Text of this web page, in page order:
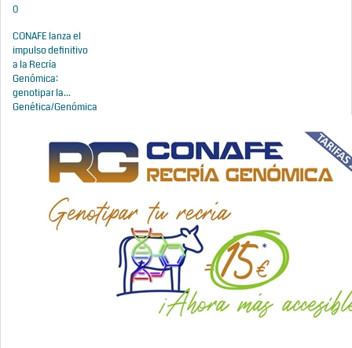
0
CONAFE lanza el
impulso definitivo
a la Recría
Genómica:
genotipar la...
Genética/Genómica